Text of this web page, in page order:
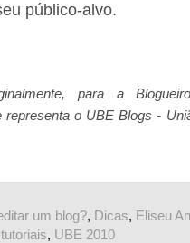
público-alvo.
para a
o UBE Blogs -
um blog?, Dicas, Eliseu
tutoriais, UBE 2010